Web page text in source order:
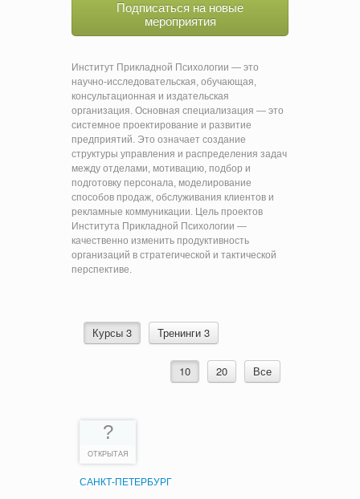
Регистрация
Подписаться на новые
мероприятия
Институт Прикладной Психологии — это
научно-исследовательская, обучающая,
консультационная и издательская
организация. Основная специализация — это
системное проектирование и развитие
предприятий. Это означает создание
структуры управления и распределения задач
между отделами, мотивацию, подбор и
подготовку персонала, моделирование
способов продаж, обслуживания клиентов и
рекламные коммуникации. Цель проектов
Института Прикладной Психологии —
качественно изменить продуктивность
организаций в стратегической и тактической
перспективе.
Курсы 3 Тренинги 3
10 20 Все
?
ОТКРЫТАЯ
САНКТ-ПЕТЕРБУРГ